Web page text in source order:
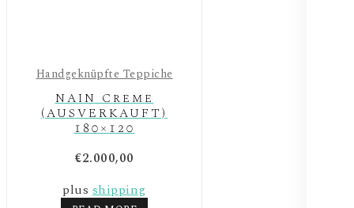
Handgeknüpfte Teppiche
NAIN Creme
(AUSVERKAUFT)
180×120
€2.000,00
plusshipping